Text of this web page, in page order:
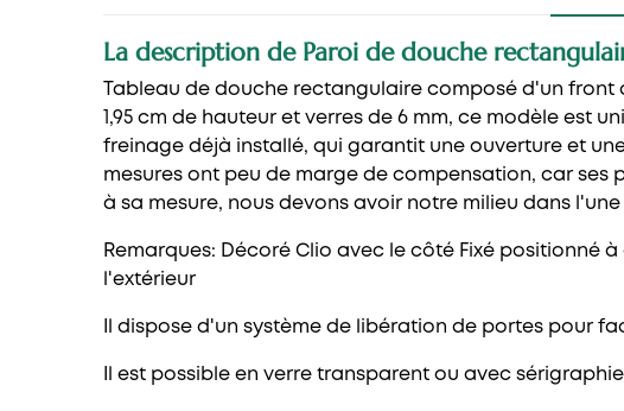
La description de Paroi de douche
Tableau de douche rectangulaire composé d'un
1,95 cm de hauteur et verres de 6 mm, ce modèle est
freinage déjà installé, qui garantit une ouverture et
mesures ont peu de marge de compensation, car ses
à sa mesure, nous devons avoir notre milieu dans
Remarques: Décoré Clio avec le côté Fixé positionné
l'extérieur
Il dispose d'un système de libération de portes pour
Il est possible en verre transparent ou avec